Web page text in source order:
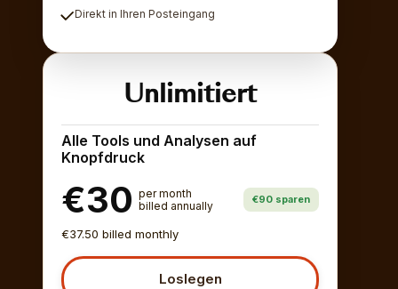
Direkt in Ihren Posteingang
Unlimitiert
Alle Tools und Analysen auf
Knopfdruck
€30 per month
billed annually
€90 sparen
€37.50 billed monthly
Loslegen